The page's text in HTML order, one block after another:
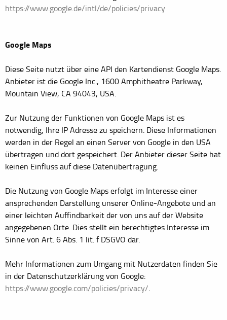
https://www.google.de/intl/de/policies/privacy
Google Maps
Diese Seite nutzt über eine API den Kartendienst Google Maps.
Anbieter ist die Google Inc., 1600 Amphitheatre Parkway,
Mountain View, CA 94043, USA.
Zur Nutzung der Funktionen von Google Maps ist es
notwendig, Ihre IP Adresse zu speichern. Diese Informationen
werden in der Regel an einen Server von Google in den USA
übertragen und dort gespeichert. Der Anbieter dieser Seite hat
keinen Einfluss auf diese Datenübertragung.
Die Nutzung von Google Maps erfolgt im Interesse einer
ansprechenden Darstellung unserer Online-Angebote und an
einer leichten Auffindbarkeit der von uns auf der Website
angegebenen Orte. Dies stellt ein berechtigtes Interesse im
Sinne von Art. 6 Abs. 1 lit. f DSGVO dar.
Mehr Informationen zum Umgang mit Nutzerdaten finden Sie
in der Datenschutzerklärung von Google:
https://www.google.com/policies/privacy/.